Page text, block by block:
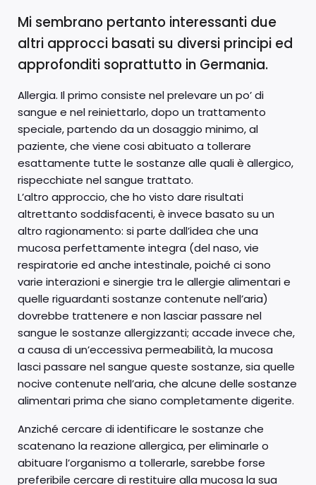
Mi sembrano pertanto interessanti due
altri approcci basati su diversi principi ed
approfonditi soprattutto in Germania.
Allergia. Il primo consiste nel prelevare un po’ di
sangue e nel reiniettarlo, dopo un trattamento
speciale, partendo da un dosaggio minimo, al
paziente, che viene cosi abituato a tollerare
esattamente tutte le sostanze alle quali è allergico,
rispecchiate nel sangue trattato.
L’altro approccio, che ho visto dare risultati
altrettanto soddisfacenti, è invece basato su un
altro ragionamento: si parte dall’idea che una
mucosa perfettamente integra (del naso, vie
respiratorie ed anche intestinale, poiché ci sono
varie interazioni e sinergie tra le allergie alimentari e
quelle riguardanti sostanze contenute nell’aria)
dovrebbe trattenere e non lasciar passare nel
sangue le sostanze allergizzanti; accade invece che,
a causa di un’eccessiva permeabilità, la mucosa
lasci passare nel sangue queste sostanze, sia quelle
nocive contenute nell’aria, che alcune delle sostanze
alimentari prima che siano completamente digerite.
Anziché cercare di identificare le sostanze che
scatenano la reazione allergica, per eliminarle o
abituare l’organismo a tollerarle, sarebbe forse
preferibile cercare di restituire alla mucosa la sua